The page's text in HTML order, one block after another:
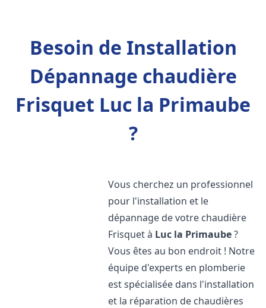
Besoin de Installation
Dépannage chaudière
Frisquet Luc la Primaube
?
Vous cherchez un professionnel
pour l'installation et le
dépannage de votre chaudière
Frisquet à Luc la Primaube?
Vous êtes au bon endroit ! Notre
équipe d'experts en plomberie
est spécialisée dans l'installation
et la réparation de chaudières